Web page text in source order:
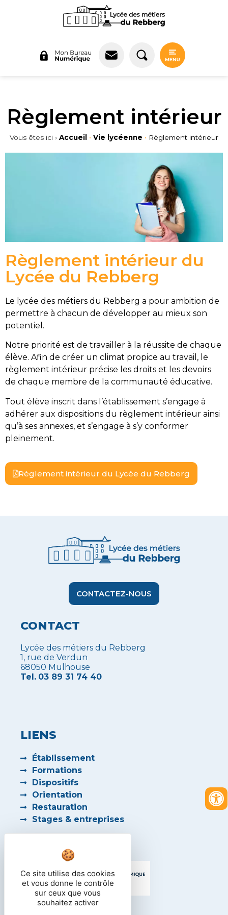
Règlement intérieur
Vous êtes ici › Accueil • Vie lycéenne • Règlement intérieur
Règlement intérieur du
Lycée du Rebberg
Le lycée des métiers du Rebberg a pour ambition de
permettre à chacun de développer au mieux son
potentiel.
Notre priorité est de travailler à la réussite de chaque
élève. Afin de créer un climat propice au travail, le
règlement intérieur précise les droits et les devoirs
de chaque membre de la communauté éducative.
Tout élève inscrit dans l’établissement s’engage à
adhérer aux dispositions du règlement intérieur ainsi
qu’à ses annexes, et s’engage à s’y conformer
pleinement.
Règlement intérieur du Lycée du Rebberg​
CONTACTEZ-NOUS
CONTACT
Lycée des métiers du Rebberg
1, rue de Verdun
68050 Mulhouse
Tel. 03 89 31 74 40
LIENS
Établissement
Formations
Dispositifs
Orientation
Restauration
Stages & entreprises
Panneau de gestion des cookies
Ce site utilise des cookies
et vous donne le contrôle
sur ceux que vous
souhaitez activer